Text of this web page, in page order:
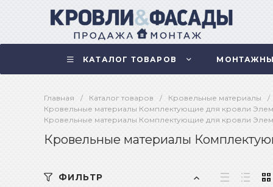
КАТАЛОГ ТОВАРОВ
Главная / Каталог товаров / Кровельные материалы /
Кровельные материалы Комплектующие для кровли
Кровельные материалы Комплектующие для кровли
Кровельные материалы
ФИЛЬТР